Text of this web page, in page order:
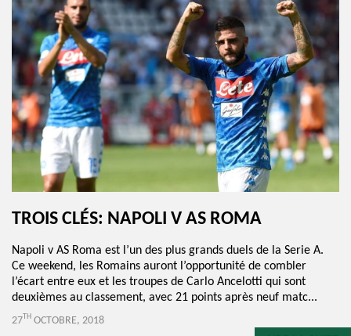
TROIS CLÉS: NAPOLI V AS ROMA
Napoli v AS Roma est l’un des plus grands duels de la Serie A.
Ce weekend, les Romains auront l’opportunité de combler
l’écart entre eux et les troupes de Carlo Ancelotti qui sont
deuxièmes au classement, avec 21 points après neuf matc...
27TH OCTOBRE, 2018